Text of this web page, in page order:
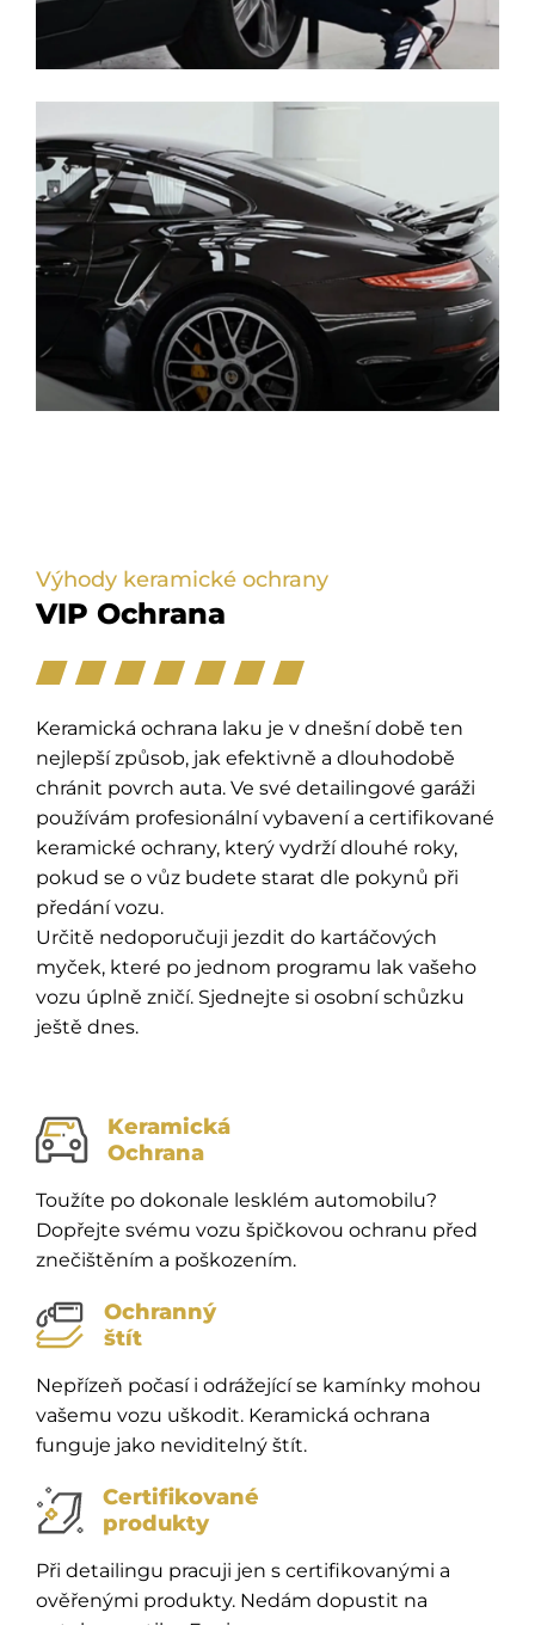
Výhody keramické ochrany
VIP Ochrana
Keramická ochrana laku je v dnešní době ten
nejlepší způsob, jak efektivně a dlouhodobě
chránit povrch auta. Ve své detailingové garáži
používám profesionální vybavení a certifikované
keramické ochrany, který vydrží dlouhé roky,
pokud se o vůz budete starat dle pokynů při
předání vozu.
Určitě nedoporučuji jezdit do kartáčových
myček, které po jednom programu lak vašeho
vozu úplně zničí. Sjednejte si osobní schůzku
ještě dnes.
Keramická
Ochrana
Toužíte po dokonale lesklém automobilu?
Dopřejte svému vozu špičkovou ochranu před
znečištěním a poškozením.
Ochranný
štít
Nepřízeň počasí i odrážející se kamínky mohou
vašemu vozu uškodit. Keramická ochrana
funguje jako neviditelný štít.
Certifikované
produkty
Při detailingu pracuji jen s certifikovanými a
ověřenými produkty. Nedám dopustit na